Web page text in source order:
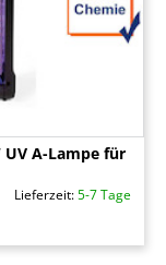
A-Lampe für
Lieferzeit:5-7 Tage